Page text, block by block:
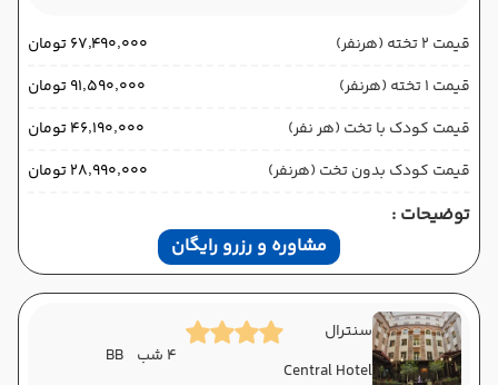
قیمت 2 تخته (هرنفر)
۶۷٬۴۹۰٬۰۰۰ تومان
قیمت 1 تخته (هرنفر)
۹۱٬۵۹۰٬۰۰۰ تومان
قیمت کودک با تخت (هر نفر)
۴۶٬۱۹۰٬۰۰۰ تومان
قیمت کودک بدون تخت (هرنفر)
۲۸٬۹۹۰٬۰۰۰ تومان
توضیحات :
مشاوره و رزرو رایگان
سنترال
Central Hotel
4 شب BB